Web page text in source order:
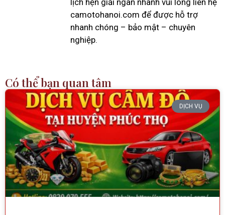
camotohanoi.com để được hỗ trợ
nhanh chóng – bảo mật – chuyên
nghiệp.
Có thể bạn quan tâm
DỊCH VỤ